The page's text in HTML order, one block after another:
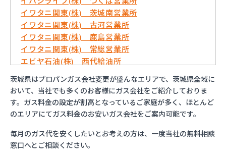
イワタニ関東(株) 茨城南営業所
イワタニ関東(株) 古河営業所
イワタニ関東(株) 鹿島営業所
イワタニ関東(株) 常総営業所
エビヤ石油(株) 西代給油所
おおくにや(株)
おんせん屋
カメイ(株) 茨城支店
かもめガス(株) つくば支店
かもめガス(株) 石岡支店
かもめガス(株) 鉾田営業所
茨城県はプロパンガス会社変更が盛んなエリアで、茨城県全域に
おいて、当社でも多くのお客様にガス会社をご紹介しておりま
す。ガス料金の設定が割高となっているご家庭が多く、ほとんど
のエリアにてガス料金のお安いガス会社をご案内可能です。
毎月のガス代を安くしたいとお考えの方は、一度当社の無料相談
窓口へとご相談ください。